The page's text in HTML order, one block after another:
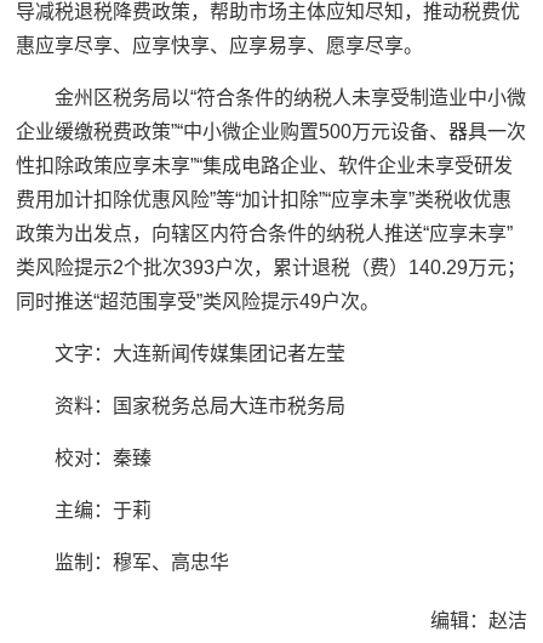
导减税退税降费政策，帮助市场主体应知尽知，推动税费优
惠应享尽享、应享快享、应享易享、愿享尽享。
金州区税务局以“符合条件的纳税人未享受制造业中小微
企业缓缴税费政策”“中小微企业购置500万元设备、器具一次
性扣除政策应享未享”“集成电路企业、软件企业未享受研发
费用加计扣除优惠风险”等“加计扣除”“应享未享”类税收优惠
政策为出发点，向辖区内符合条件的纳税人推送“应享未享”
类风险提示2个批次393户次，累计退税（费）140.29万元；
同时推送“超范围享受”类风险提示49户次。
文字：大连新闻传媒集团记者左莹
资料：国家税务总局大连市税务局
校对：秦臻
主编：于莉
监制：穆军、高忠华
编辑：赵洁